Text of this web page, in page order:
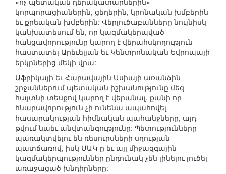
կորպորացիաներին, ցեղերին, կրոնական խմբերին
եւ քրեական խմբերին: Վերլուծաբանները նույնիսկ
կանխատեսում են, որ կազմակերպված
հանցավորությունը կարող է վերահսկողություն
հաստատել Արեւելյան եւ Կենտրոնական Եվրոպայի
երկրներից մեկի վրա:
Աֆրիկայի եւ Հարավային Ասիայի առանձին
շրջաններում պետական իշխանությունը մեզ
հայտնի տեսքով կարող է վերանալ, քանի որ
հնարավորություն չի ունենա ապահովել
հասարակության հիմնական պահանջները, այդ
թվում նաեւ անվտանգությունը: Պետությունները
պառակտվելու են ռեսուրսների սղության
պատճառով, իսկ ՄԱԿ-ը եւ այլ միջազգային
կազմակերպություններ ընդունակ չեն լինելու լուծել
առաջացած խնդիրները: